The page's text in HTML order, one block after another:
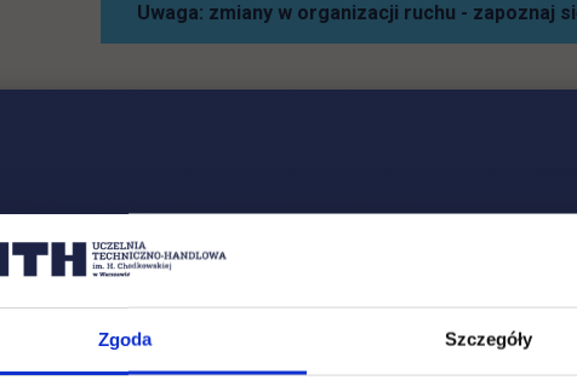
Zgoda Szczegóły
Uwaga: zmiany w organizacji ruchu - zapoznaj
Social &
All